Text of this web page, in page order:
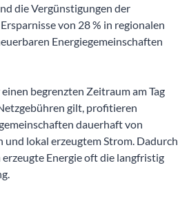
die Vergünstigungen der
von 28 % in regionalen
Energiegemeinschaften
begrenzten Zeitraum am Tag
gilt, profitieren
dauerhaft von
lokal erzeugtem Strom. Dadurch
Energie oft die langfristig